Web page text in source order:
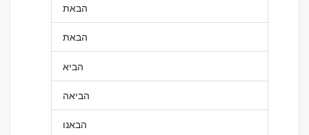
הבאת
הבאת
הביא
הביאה
הבאנו